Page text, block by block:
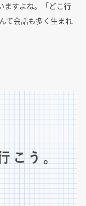
ますよね。「どこ行
て会話も多く生まれ